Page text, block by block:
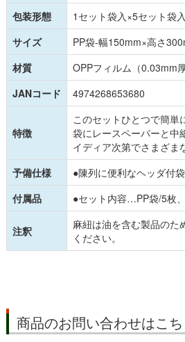
包装形態
1セット袋入×5セット袋入
サイズ
PP袋-幅150mm×高さ
材質
OPPフィルム（0.03mm
JANコード
4974268653680
特徴
このセットひとつで簡単
袋にレースペーパーと中
イディア次第でさまざま
予備仕様
●陳列に便利なヘッダ付
付属品
●セット内容…PP袋/5枚
注釈
麻紐は油を含む製品のた
ください。
商品のお問い合わせはこち